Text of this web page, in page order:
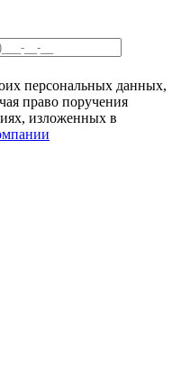
персональных данных,
право поручения
изложенных в